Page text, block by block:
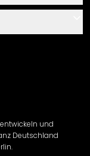
und
Deutschland